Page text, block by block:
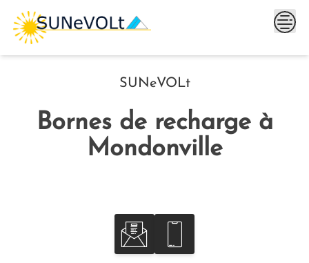
Skip
content
SUNeVOLt
Bornes de recharge à
Mondonville